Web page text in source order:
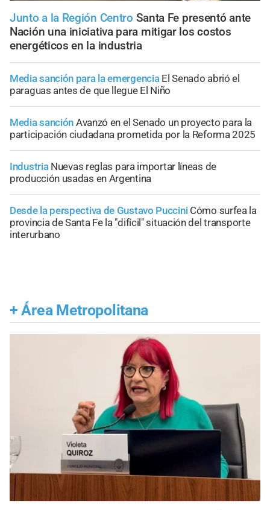
Junto a la Región Centro Santa Fe presentó ante
Nación una iniciativa para mitigar los costos
energéticos en la industria
Media sanción para la emergencia El Senado abrió el
paraguas antes de que llegue El Niño
Media sanción Avanzó en el Senado un proyecto para la
participación ciudadana prometida por la Reforma 2025
Industria Nuevas reglas para importar líneas de
producción usadas en Argentina
Desde la perspectiva de Gustavo Puccini Cómo surfea la
provincia de Santa Fe la "difícil" situación del transporte
interurbano
+ Área Metropolitana